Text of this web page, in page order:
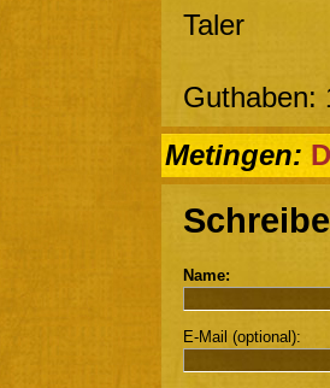
Taler
Guthaben:
Metingen:
Name:
E-Mail (optional):